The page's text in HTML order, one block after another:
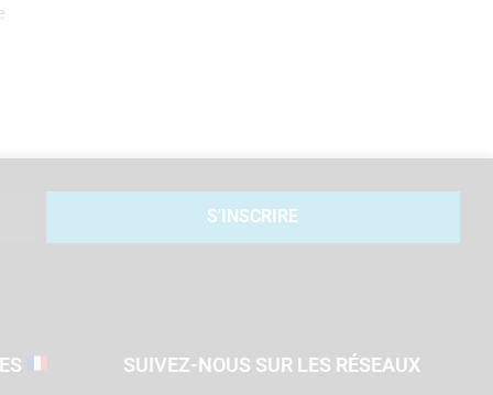
S'INSCRIRE
SUIVEZ-NOUS SUR LES RÉSEAUX